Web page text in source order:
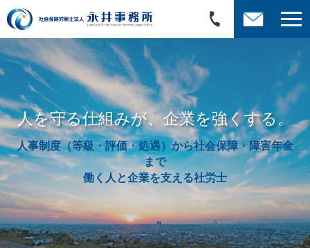
人を守る仕組みが、企業を強くする。
人事制度（等級・評価・処遇）から社会保障・障害年金
まで
働く人と企業を支える社労士